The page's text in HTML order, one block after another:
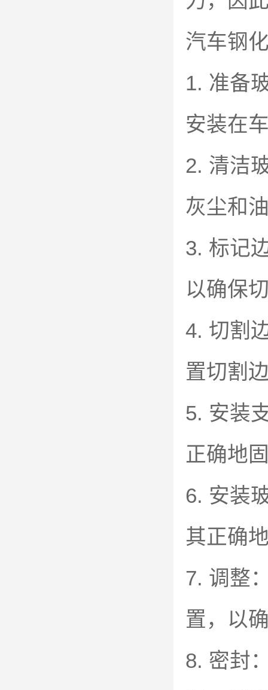
汽车钢
1. 准备
安装在
2. 清洁
灰尘和
3. 标记
以确保
4. 切割
置切割
5. 安装
正确地
6. 安装
其正确
7. 调整
置，以
8. 密封